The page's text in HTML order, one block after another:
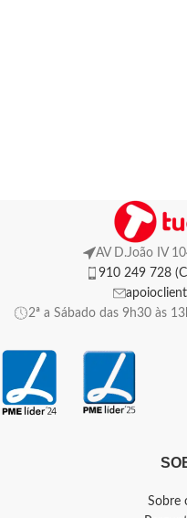
AV D.João IV
910 249 728
2ª a Sábado das 9h30 às
Sobre